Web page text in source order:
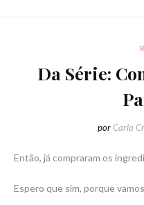
Da Série:
porCarla
Então, já compraram os
Espero que sim, porque